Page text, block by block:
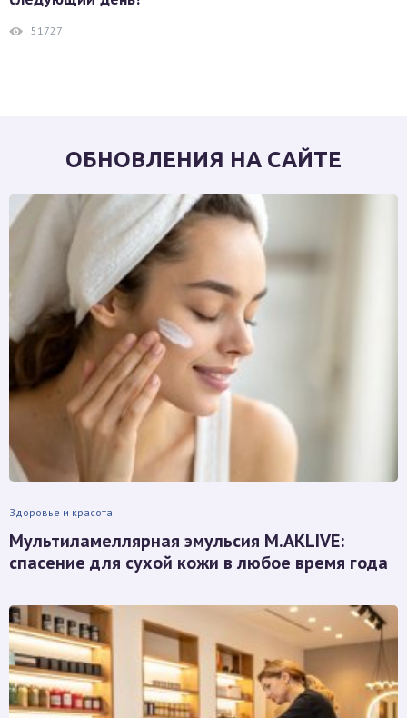
51727
ОБНОВЛЕНИЯ НА САЙТЕ
Здоровье и красота
Мультиламеллярная эмульсия M.AKLIVE:
спасение для сухой кожи в любое время года